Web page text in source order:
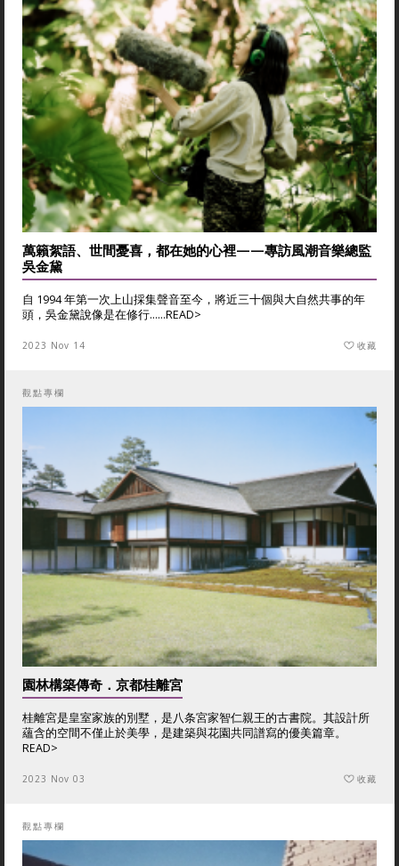
萬籟絮語、世間憂喜，都在她的心裡——專訪風潮音樂總監
吳金黛
自 1994 年第一次上山採集聲音至今，將近三十個與大自然共事的年
頭，吳金黛說像是在修行......READ>
2023 Nov 14 收藏
觀點專欄
園林構築傳奇．京都桂離宮
桂離宮是皇室家族的別墅，是八条宮家智仁親王的古書院。其設計所
蘊含的空間不僅止於美學，是建築與花園共同譜寫的優美篇章。
READ>
2023 Nov 03 收藏
觀點專欄